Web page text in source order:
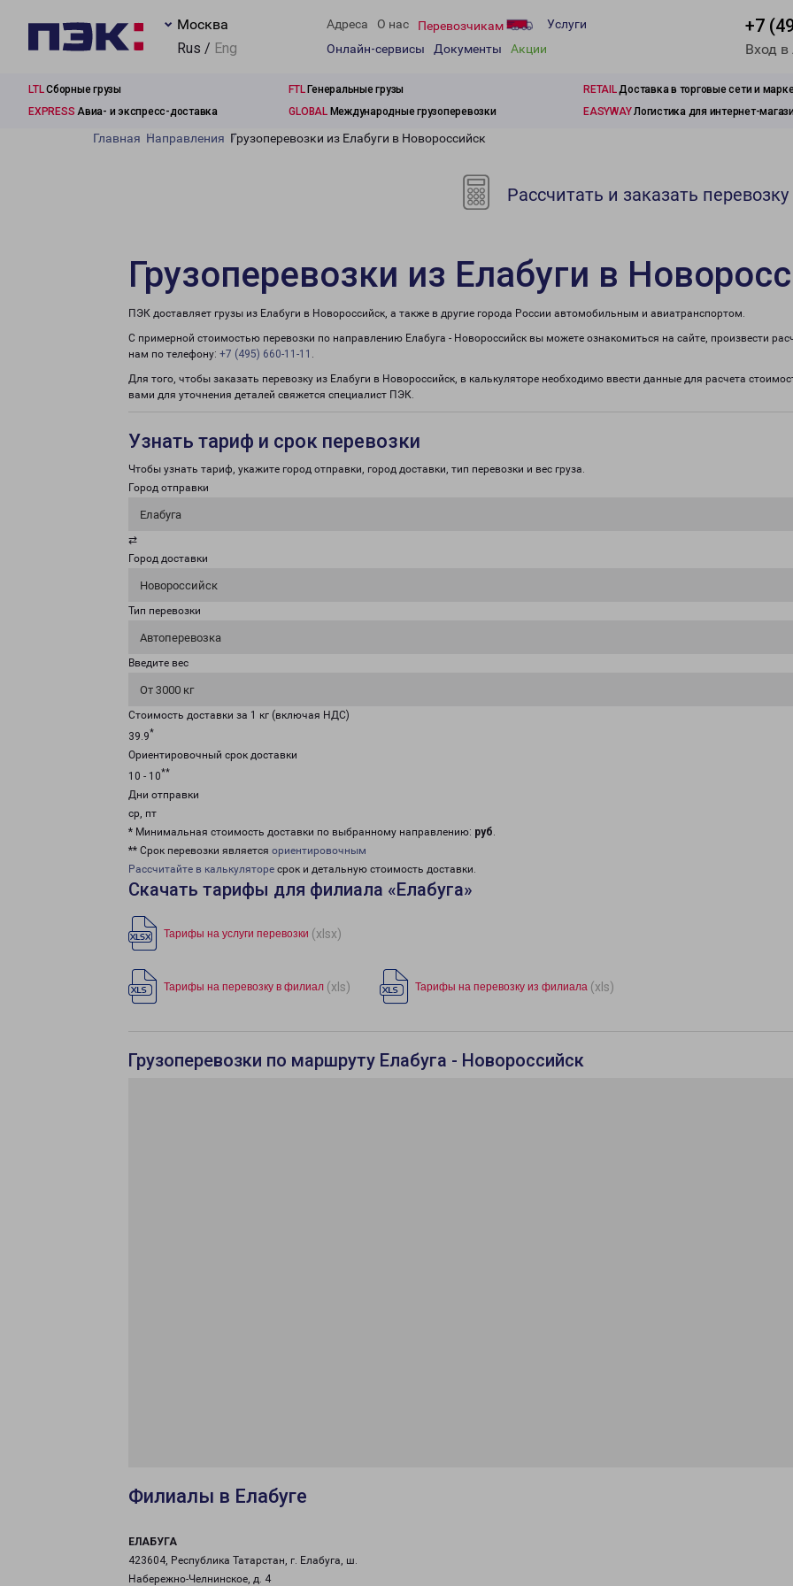
Москва
Rus / Eng
Адреса О нас Перевозчикам
Услуги
Онлайн-сервисы
Документы Акции
+7
Вход
LTLСборные грузы FTLГенеральные грузы RETAILДоставка в торговые сети и
EXPRESS Авиа- и экспресс-доставка GLOBALМеждународные грузоперевозки EASYWAYЛогистика для интернет-
Главная Направления Грузоперевозки из Елабуги в Новороссийск
Рассчитать и заказать перевозку
Грузоперевозки из Елабуги в
ПЭК доставляет грузы из Елабуги в Новороссийск, а также в другие города России автомобильным и авиатранспортом.
С примерной стоимостью перевозки по направлению Елабуга - Новороссийск вы можете ознакомиться на сайте, произвести
нам по телефону: +7 (495) 660-11-11 .
Для того, чтобы заказать перевозку из Елабуги в Новороссийск, в калькуляторе необходимо ввести данные для расчета
вами для уточнения деталей свяжется специалист ПЭК.
Узнать тариф и срок перевозки
Чтобы узнать тариф, укажите город отправки, город доставки, тип перевозки и вес груза.
Город отправки
Елабуга
⇄
Город доставки
Новороссийск
Тип перевозки
Автоперевозка
Введите вес
От 3000 кг
Стоимость доставки за 1 кг (включая НДС)
39.9*
Ориентировочный срок доставки
10 - 10**
Дни отправки
ср, пт
* Минимальная стоимость доставки по выбранному направлению: руб.
** Срок перевозки является ориентировочным
Рассчитайте в калькуляторе срок и детальную стоимость доставки.
Скачать тарифы для филиала «Елабуга»
Тарифы на услуги перевозки (xlsx)
Тарифы на перевозку в филиал (xls) Тарифы на перевозку из филиала (xls)
Грузоперевозки по маршруту Елабуга - Новороссийск
Филиалы в Елабуге
ЕЛАБУГА
423604, Республика Татарстан, г. Елабуга, ш.
Набережно-Челнинское, д. 4